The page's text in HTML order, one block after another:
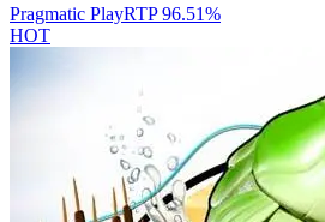
Pragmatic PlayRTP96.51%
HOT